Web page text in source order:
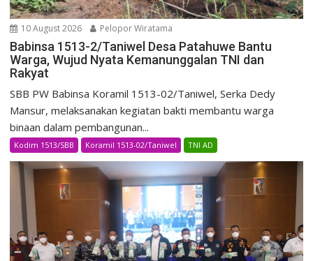
10 August 2026 Pelopor Wiratama
Babinsa 1513-2/Taniwel Desa Patahuwe Bantu
Warga, Wujud Nyata Kemanunggalan TNI dan
Rakyat
SBB PW Babinsa Koramil 1513-02/Taniwel, Serka Dedy
Mansur, melaksanakan kegiatan bakti membantu warga
binaan dalam pembangunan...
Kodim 1513/SBB Koramil 1513-02/Taniwel TNI AD